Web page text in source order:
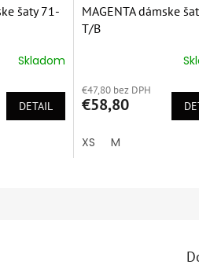
šaty 71-
Skladom
DETAIL
MAGENTA dámske
T/B
produktu
je
z
€47,80 bez DPH
€58,80
XS M